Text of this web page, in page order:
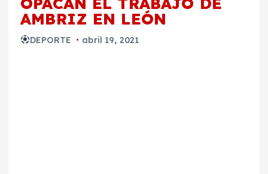
AMBRIZ EN LEÓN
DEPORTE abril 19, 2021